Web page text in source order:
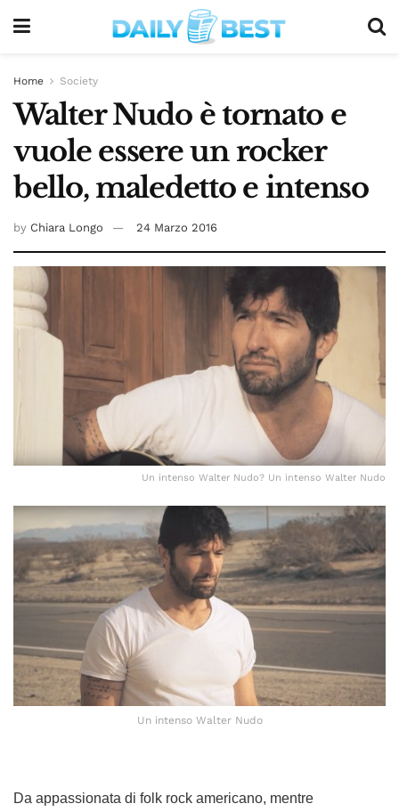
Home Society
Walter Nudo è tornato e
vuole essere un rocker
bello, maledetto e intenso
by Chiara Longo 24 Marzo 2016
Un intenso Walter Nudo? Un intenso Walter Nudo
Un intenso Walter Nudo
Da appassionata di folk rock americano, mentre